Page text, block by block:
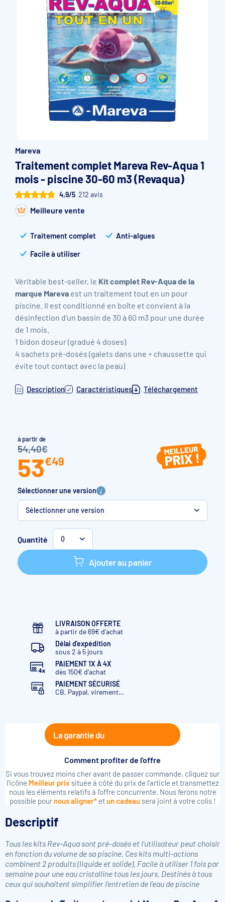
Accessoires et pièces détachées filtration
Pompe de filtration à vitesse variable
Vannes multivoies filtres à sable
Groupe de filtration sur palette
Mareva
Traitement complet Mareva Rev-Aqua 1
mois - piscine 30-60 m3 (Revaqua)
4,9/5 212 avis
Meilleure vente
Traitement complet
Anti-algues
Facile à utiliser
Véritable best-seller, le Kit complet Rev-Aqua de la
marque Mareva est un traitement tout en un pour
piscine. Il est conditionné en boîte et convient à la
désinfection d'un bassin de 30 à 60 m3 pour une durée
de 1 mois.
1 bidon doseur (gradué 4 doses)
4 sachets pré-dosés (galets dans une + chaussette qui
évite tout contact avec la peau)
Description Caractéristiques Téléchargement
à partir de
54,40€
53€49
Sélectionner une version
Sélectionner une version
Lot de 2
Quantité 0
Ajouter au panier
LIVRAISON OFFERTE
à partir de 69€ d’achat
Délai d'expédition
sous 2 à 5 jours
PAIEMENT 1X À 4X
dès 150€ d'achat
PAIEMENT SÉCURISÉ
CB, Paypal, virement…
La garantie du
Comment profiter de l'offre
Si vous trouvez moins cher avant de passer commande, cliquez sur
l'icône Meilleur prixsituée à côté du prix de l'article et transmettez
nous les éléments relatifs à l'offre concurrente. Nous ferons notre
possible pour nous aligner*etun cadeausera joint à votre colis !
Descriptif
Tous les kits Rev-Aqua sont pré-dosés et l'utilisateur peut choisir
en fonction du volume de sa piscine. Ces kits multi-actions
combinent 2 produits (liquide et solide). Facile à utiliser 1 fois par
semaine pour une eau cristalline tous les jours. Destinés à tous
ceux qui souhaitent simplifier l'entretien de l'eau de piscine